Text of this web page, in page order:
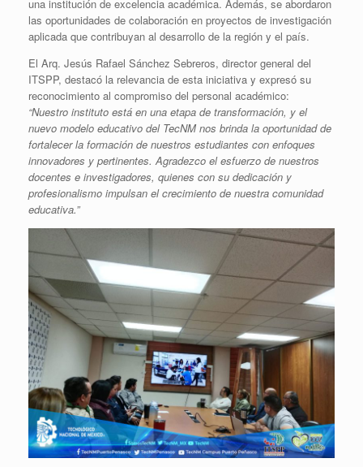
una institución de excelencia académica. Además, se abordaron
las oportunidades de colaboración en proyectos de investigación
aplicada que contribuyan al desarrollo de la región y el país.
El Arq. Jesús Rafael Sánchez Sebreros, director general del
ITSPP, destacó la relevancia de esta iniciativa y expresó su
reconocimiento al compromiso del personal académico:
“Nuestro instituto está en una etapa de transformación, y el
nuevo modelo educativo del TecNM nos brinda la oportunidad de
fortalecer la formación de nuestros estudiantes con enfoques
innovadores y pertinentes. Agradezco el esfuerzo de nuestros
docentes e investigadores, quienes con su dedicación y
profesionalismo impulsan el crecimiento de nuestra comunidad
educativa.”